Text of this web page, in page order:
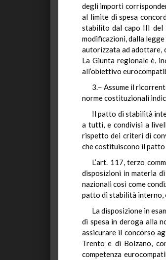
degli importi
al limite di spesa
stabilito dal capo III del
modificazioni, dalla legge
autorizzata ad adottare,
La Giunta regionale è,
all’obiettivo
3.− Assume il
norme costituzionali
Il patto di stabilità
a tutti, e condivisi a
rispetto dei criteri di
che costituiscono il
L’art. 117, terzo
disposizioni in materia
nazionali così come
patto di stabilità interno,
La disposizione in
di spesa in deroga alla
assicurare il concorso
Trento e di Bolzano,
competenza